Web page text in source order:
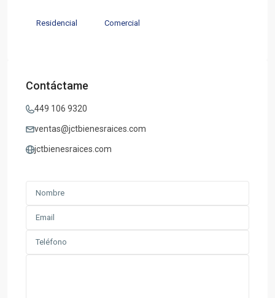
Residencial Comercial
Contáctame
449 106 9320
ventas@jctbienesraices.com
jctbienesraices.com